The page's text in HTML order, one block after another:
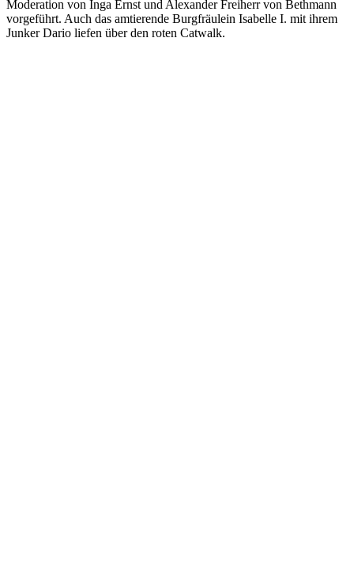
Moderation von Inga Ernst und Alexander Freiherr von Bethmann
vorgeführt. Auch das amtierende Burgfräulein Isabelle I. mit ihrem
Junker Dario liefen über den roten Catwalk.